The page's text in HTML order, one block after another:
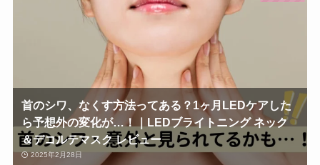
首のシワ、なくす方法ってある？1ヶ月LEDケアした
ら予想外の変化が…！｜LEDブライトニング ネック
＆デコルテマスク レビュー
2025年2月28日